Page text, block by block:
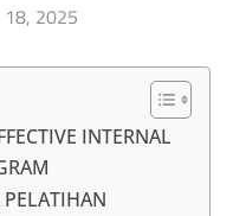
18, 2025
INTERNAL